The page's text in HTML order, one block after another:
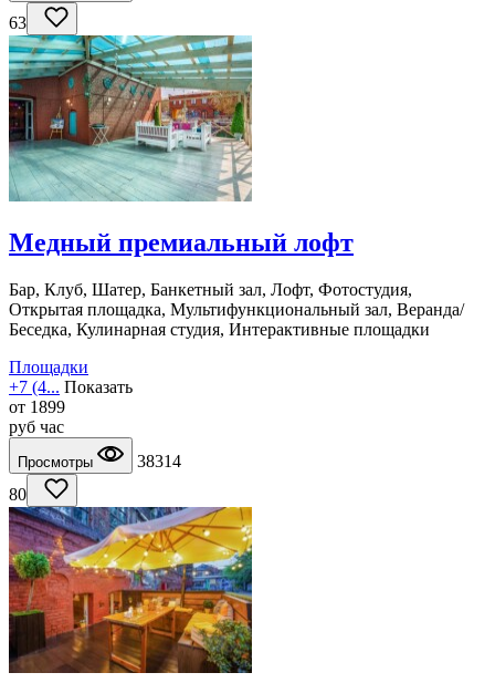
63
Медный премиальный лофт
Бар, Клуб, Шатер, Банкетный зал, Лофт, Фотостудия,
Открытая площадка, Мультифункциональный зал, Веранда/
Беседка, Кулинарная студия, Интерактивные площадки
Площадки
+7 (4... Показать
от 1899
руб час
Просмотры
38314
80